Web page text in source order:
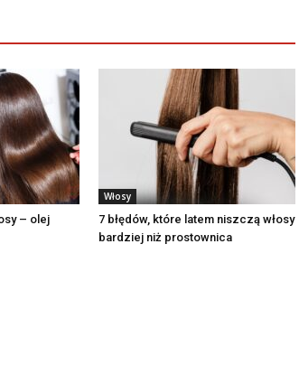
– olej
Włosy
7 błędów, które latem niszczą włosy
bardziej niż prostownica